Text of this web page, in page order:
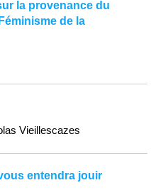
la provenance du
de la
Vieillescazes
entendra jouir